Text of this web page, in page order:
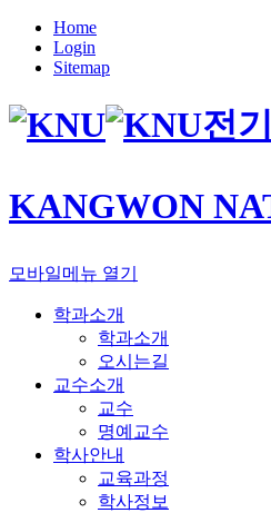
Home
Login
Sitemap
전
KANGWON
모바일메뉴 열기
학과소개
학과소개
오시는길
교수소개
교수
명예교수
학사안내
교육과정
학사정보